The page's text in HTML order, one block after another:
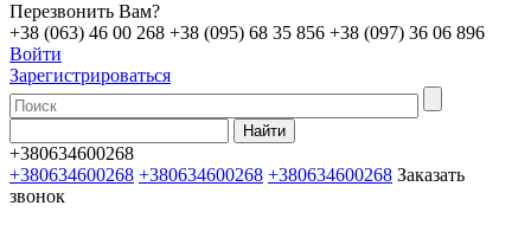
Перезвонить Вам?
+38 (063) 46 00 268 +38 (095) 68 35 856 +38 (097) 36 06 896
Войти
Зарегистрироваться
+380634600268
+380634600268 +380634600268 +380634600268 Заказать
звонок